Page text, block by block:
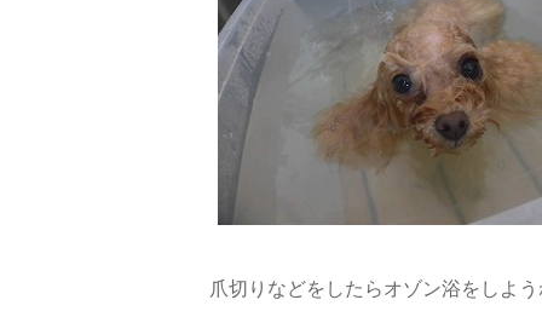
爪切りなどをしたらオゾン浴をしよ